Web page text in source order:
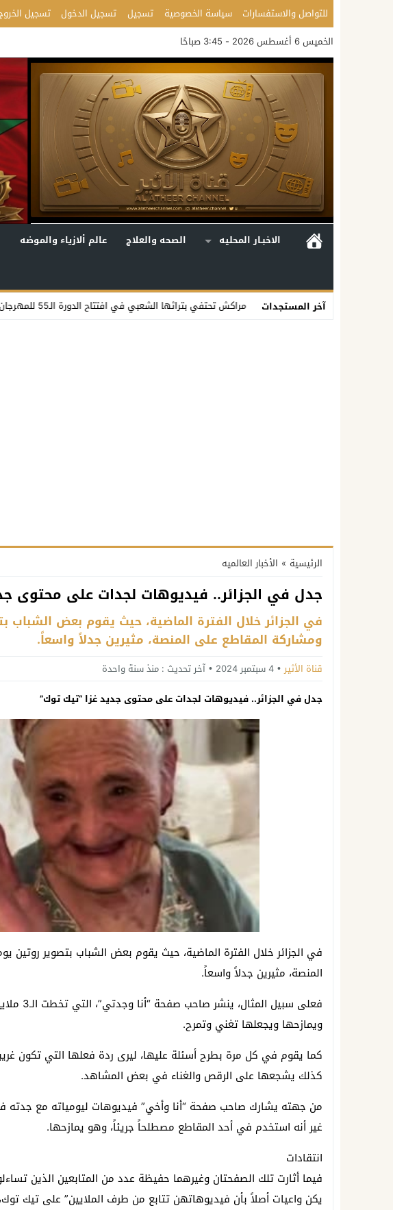
للتواصل والاستفسارات سياسة الخصوصية تسجيل تسجيل الدخول تسجيل
الخميس 6 أغسطس 2026 - 3:45 صباحًا
الاخبـار المحليه الصحه والعلاج عالم ألازياء والموضه
آخر المستجدات
مراكش تحتفي بتراثها الشعبي في افتتاح الدورة الـ55 للمهرجان الوطني للفنون الشعبية
الرئيسية » الأخبار العالميه
جدل في الجزائر.. فيديوهات لجدات على محتوى
في الجزائر خلال الفترة الماضية، حيث يقوم بعض الشباب
ومشاركة المقاطع على المنصة، مثيرين جدلاً واسعاً.
قناة الأثير 4 سبتمبر 2024 آخر تحديث : منذ سنة واحدة
جدل في الجزائر.. فيديوهات لجدات على محتوى جديد غزا “تيك توك”
في الجزائر خلال الفترة الماضية، حيث يقوم بعض الشباب بتصوير
المنصة، مثيرين جدلاً واسعاً.
فعلى
ويمازحها ويجعلها تغني وتمرح.
كما يقوم في كل مرة بطرح أسئلة عليها، ليرى ردة فعلها التي تكون
كذلك يشجعها على الرقص والغناء في بعض المشاهد.
من جهته يشارك صاحب صفحة “أنا وأخي” فيديوهات ليومياته مع جدته
غير أنه استخدم في أحد المقاطع مصطلحاً جريئاً، وهو يمازحها.
انتقادات
فيما أثارت تلك الصفحتان وغيرهما حفيظة عدد من المتابعين الذين
يكن واعيات أصلاً بأن فيديوهاتهن تتابع من طرف الملايين” على تيك